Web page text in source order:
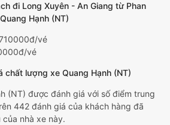
đi Long Xuyên - An Giang từ Phan
Hạnh (NT)
vé
vé
chất lượng xe Quang Hạnh (NT)
(NT) được đánh giá với số điểm trung
442 đánh giá của khách hàng đã
nhà xe này.